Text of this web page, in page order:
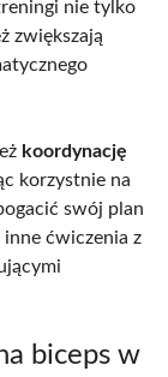
nie tylko
zwiększają
koordynację
korzystnie na
swój plan
ćwiczenia z
biceps w